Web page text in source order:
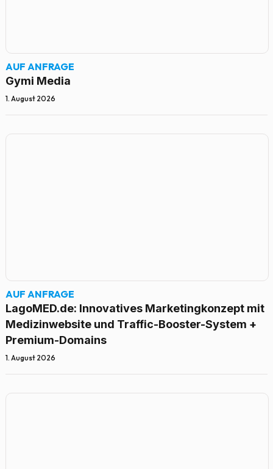
AUF ANFRAGE
Gymi Media
1. August 2026
AUF ANFRAGE
LagoMED.de: Innovatives Marketingkonzept mit
Medizinwebsite und Traffic-Booster-System +
Premium-Domains
1. August 2026